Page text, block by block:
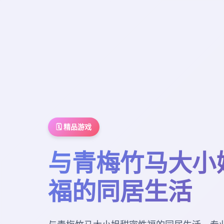
🗓️ 精品游戏
与青梅竹马大
福的同居生活